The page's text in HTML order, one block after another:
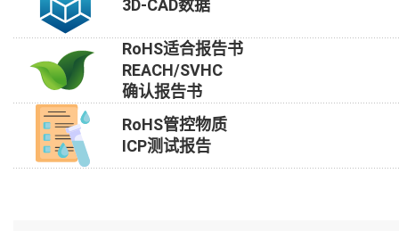
3D-CAD数据
RoHS适合报告书
REACH/SVHC
确认报告书
RoHS管控物质
ICP测试报告